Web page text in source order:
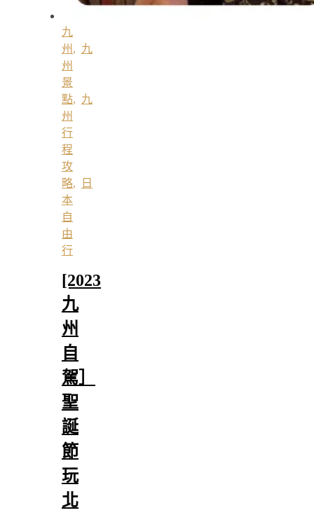
九
州 , 九
州
景
點, 九
州
行
程
攻
略,
日
本
自
由
行
[2023
九
州
自
駕］
聖
誕
節
玩
北